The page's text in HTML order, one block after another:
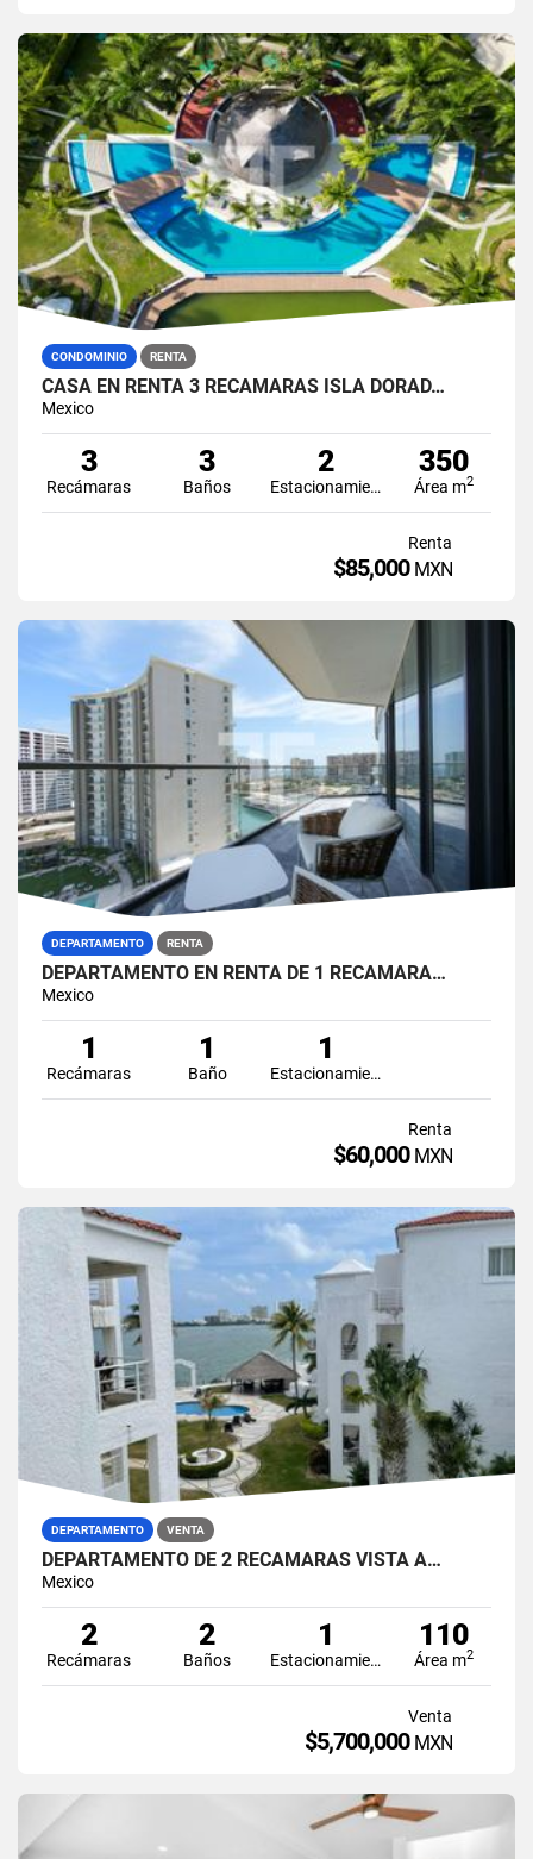
CONDOMINIO RENTA
CASA EN RENTA 3 RECÁMARAS ISLA DORAD…
Mexico
3
Recámaras
3
Baños
2
Estacionamiento
350
Área m2
Renta
$85,000 MXN
DEPARTAMENTO RENTA
DEPARTAMENTO EN RENTA DE 1 RECAMARA…
Mexico
1
Recámaras
1
Baño
1
Estacionamiento
Renta
$60,000 MXN
DEPARTAMENTO VENTA
DEPARTAMENTO DE 2 RECAMARAS VISTA A…
Mexico
2
Recámaras
2
Baños
1
Estacionamiento
110
Área m2
Venta
$5,700,000 MXN